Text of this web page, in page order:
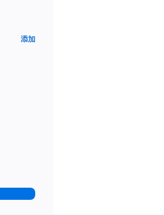
添加AppleCare+